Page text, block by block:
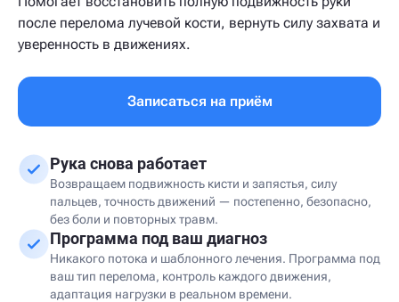
после перелома лучевой кости, вернуть силу захвата и
уверенность в движениях.
Записаться на приём
Рука снова работает
Возвращаем подвижность кисти и запястья, силу
пальцев, точность движений — постепенно, безопасно,
без боли и повторных травм.
Программа под ваш диагноз
Никакого потока и шаблонного лечения. Программа под
ваш тип перелома, контроль каждого движения,
адаптация нагрузки в реальном времени.